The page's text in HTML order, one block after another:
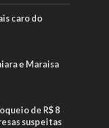
caro do
e Maraisa
de R$ 8
suspeitas